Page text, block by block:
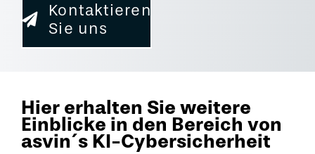
Kontaktieren
Sie uns
Hier erhalten Sie weitere
Einblicke in den Bereich von
asvin´s KI-Cybersicherheit